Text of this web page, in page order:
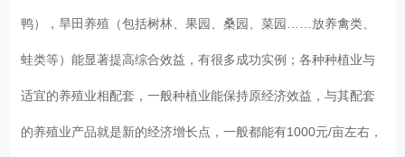
鸭），旱田养殖（包括树林、果园、桑园、菜园……放养禽类、
蛙类等）能显著提高综合效益，有很多成功实例；各种种植业与
适宜的养殖业相配套，一般种植业能保持原经济效益，与其配套
的养殖业产品就是新的经济增长点，一般都能有1000元/亩左右，